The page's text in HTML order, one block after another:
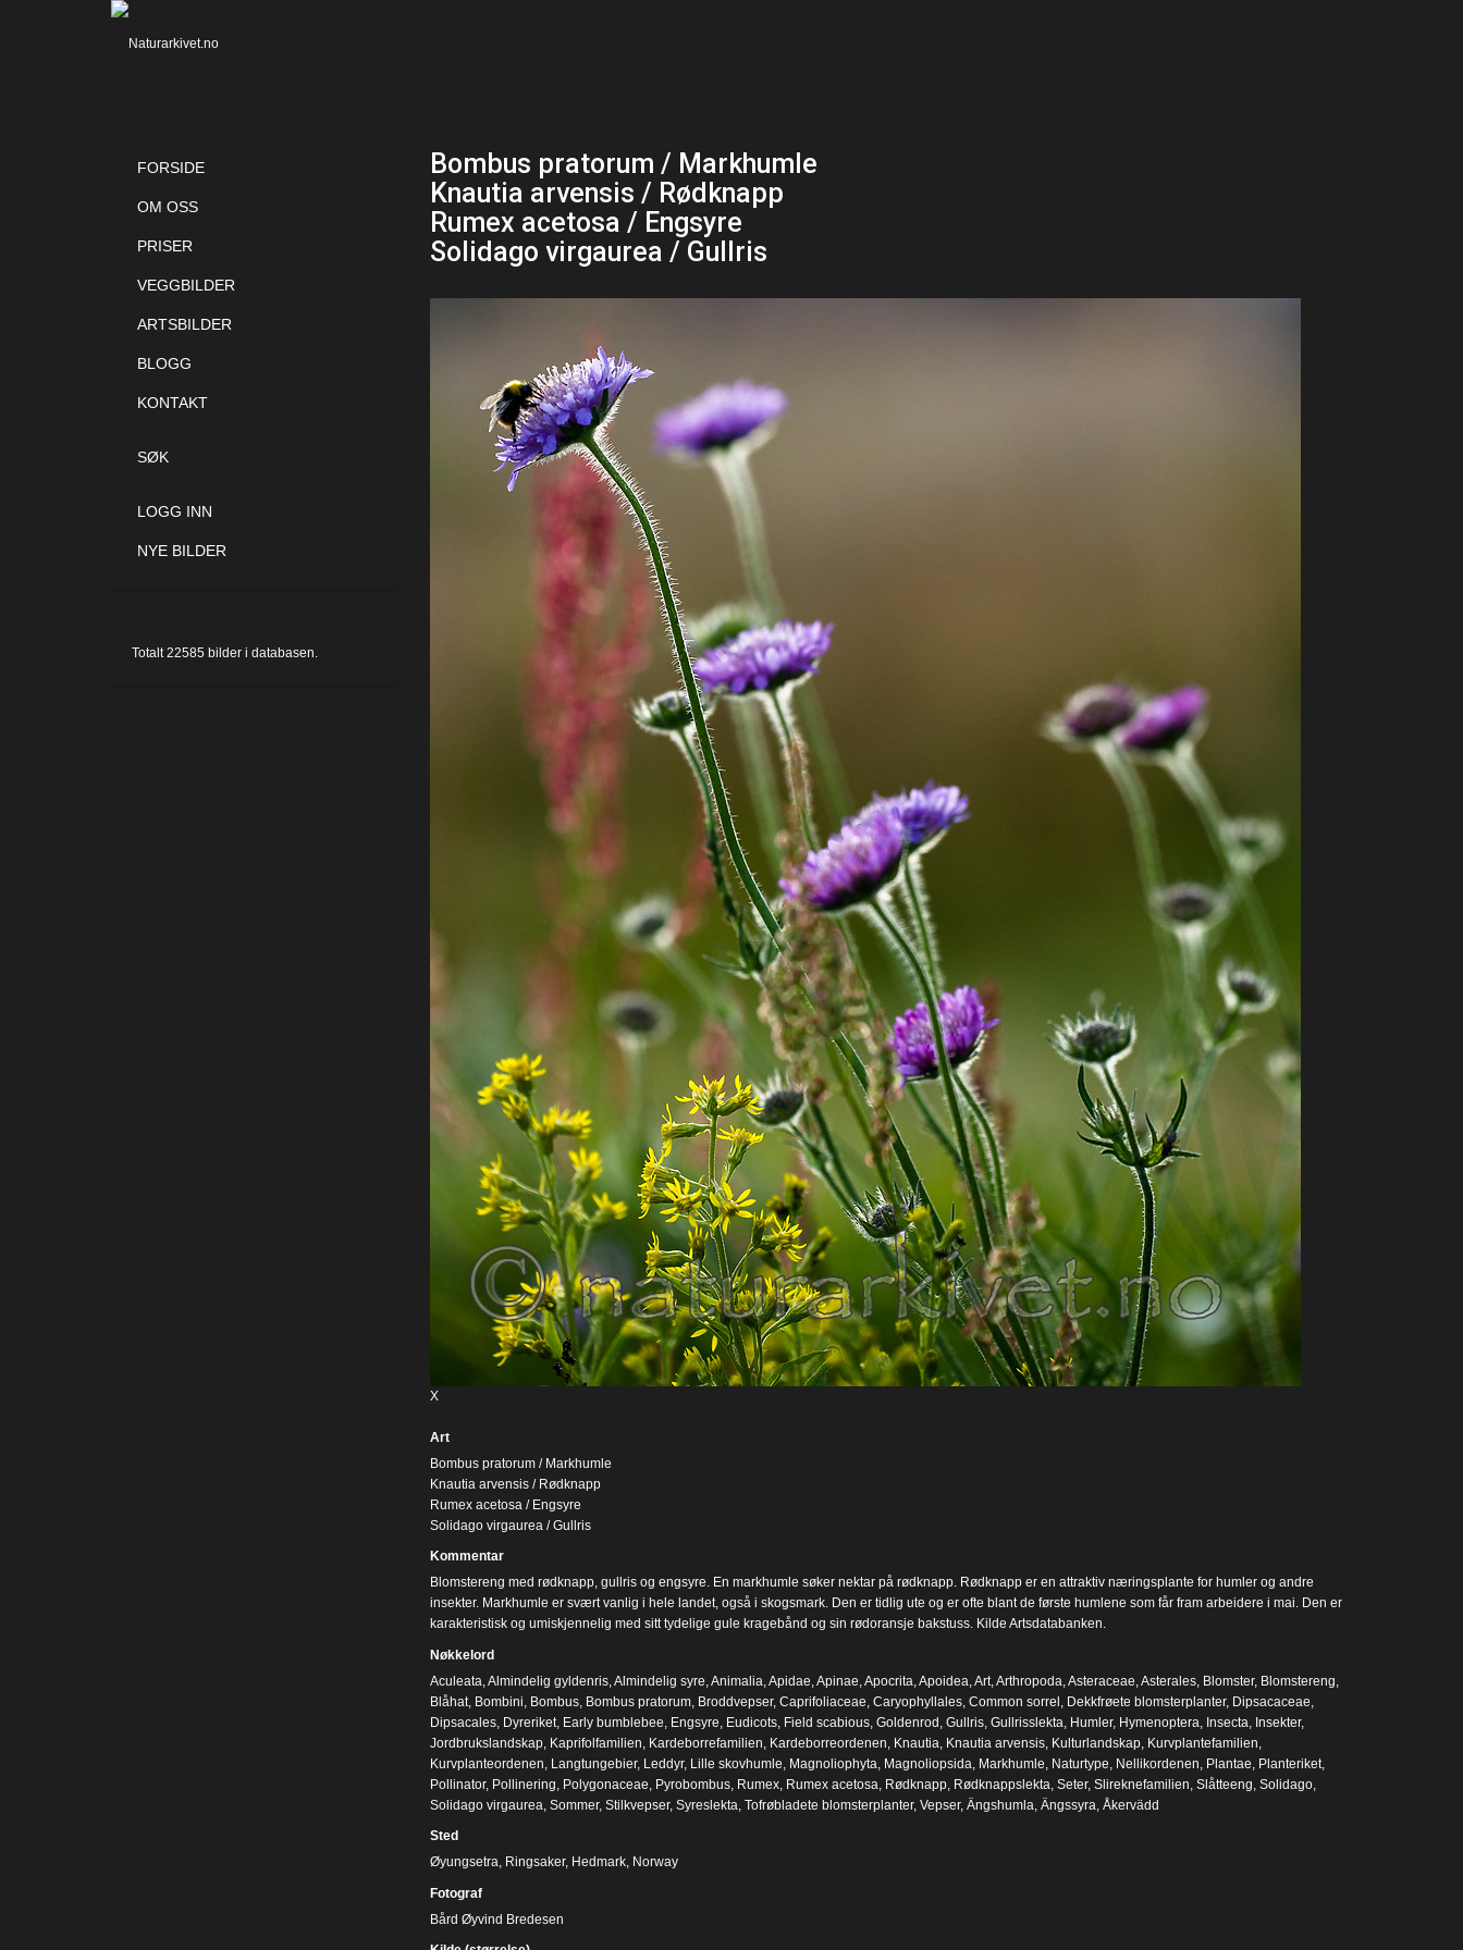
Bombus pratorum / Markhumle
Knautia arvensis / Rødknapp
Rumex acetosa / Engsyre
Solidago virgaurea / Gullris
X
Art
Bombus pratorum / Markhumle
Knautia arvensis / Rødknapp
Rumex acetosa / Engsyre
Solidago virgaurea / Gullris
Kommentar
Blomstereng med rødknapp, gullris og engsyre. En markhumle søker nektar på rødknapp. Rødknapp er en attraktiv næringsplante for humler og andre
insekter. Markhumle er svært vanlig i hele landet, også i skogsmark. Den er tidlig ute og er ofte blant de første humlene som får fram arbeidere i mai. Den er
karakteristisk og umiskjennelig med sitt tydelige gule kragebånd og sin rødoransje bakstuss. Kilde Artsdatabanken.
Nøkkelord
Aculeata Almindelig gyldenris, Almindelig syre Animalia Apidae Apinae Apocrita Apoidea Art, Arthropoda Asteraceae Asterales, Blomster, Blomstereng
Blåhat, Bombini Bombus, Bombus pratorum, Broddvepser, Caprifoliaceae Caryophyllales, Common sorrel Dekkfrøete blomsterplanter, Dipsacaceae
Dipsacales, Dyreriket, Early bumblebee Engsyre Eudicots, Field scabious, Goldenrod Gullris, Gullrisslekta Humler, Hymenoptera Insecta Insekter,
Jordbrukslandskap, Kaprifolfamilien Kardeborrefamilien Kardeborreordenen Knautia Knautia arvensis, Kulturlandskap, Kurvplantefamilien
Kurvplanteordenen Langtungebier, Leddyr, Lille skovhumle Magnoliophyta Magnoliopsida Markhumle Naturtype Nellikordenen Plantae Planteriket,
Pollinator, Pollinering Polygonaceae Pyrobombus, Rumex, Rumex acetosa Rødknapp, Rødknappslekta Seter, Slireknefamilien Slåtteeng Solidago,
Solidago virgaurea Sommer, Stilkvepser, Syreslekta Tofrøbladete blomsterplanter, Vepser, Ängshumla Ängssyra Åkervädd
Sted
Øyungsetra, Ringsaker, Hedmark, Norway
Fotograf
Bård Øyvind Bredesen
FORSIDE
OM OSS
PRISER
VEGGBILDER
ARTSBILDER
BLOGG
KONTAKT
SØK
LOGG INN
NYE BILDER
Totalt22585 bilder i databasen.